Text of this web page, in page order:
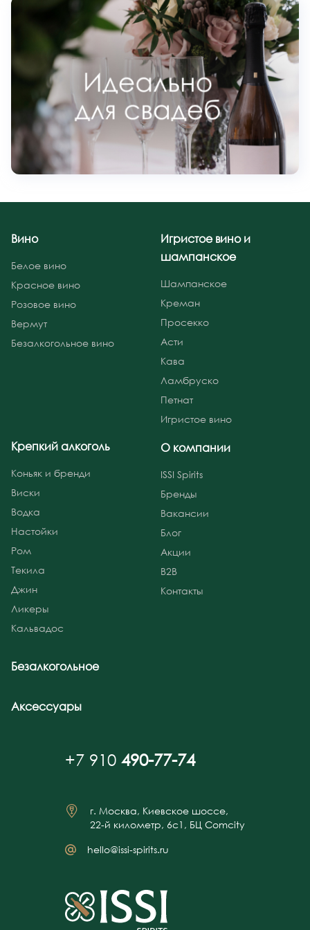
Вино
Белое вино
Красное вино
Розовое вино
Вермут
Безалкогольное вино
Игристое вино и
шампанское
Шампанское
Креман
Просекко
Асти
Кава
Ламбруско
Петнат
Игристое вино
Крепкий алкоголь
Коньяк и бренди
Виски
Водка
Настойки
Ром
Текила
Джин
Ликеры
Кальвадос
Безалкогольное
Аксессуары
О компании
ISSI Spirits
Бренды
Вакансии
Блог
Акции
B2B
Контакты
+7 910 490-77-74
г. Москва, Киевское шоссе,
22-й километр, 6с1, БЦ Comcity
hello@issi-spirits.ru